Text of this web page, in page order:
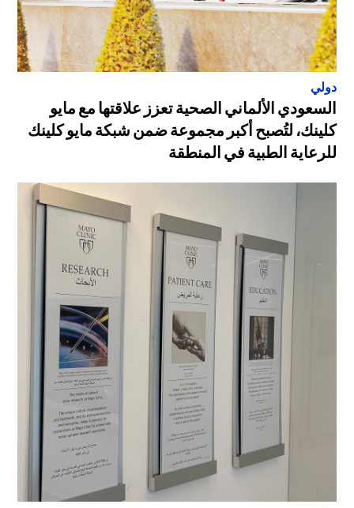
دولي
السعودي الألماني الصحية تعزز علاقتها مع مايو
كلينك، لتُصبح أكبر مجموعة ضمن شبكة مايو كلينك
للرعاية الطبية في المنطقة